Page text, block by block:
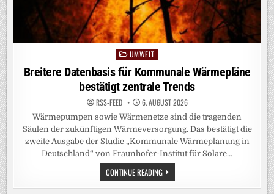
Posted
in
UMWELT
Breitere Datenbasis für Kommunale Wärmepläne
bestätigt zentrale Trends
RSS-FEED 6. AUGUST 2026
Wärmepumpen sowie Wärmenetze sind die tragenden
Säulen der zukünftigen Wärmeversorgung. Das bestätigt die
zweite Ausgabe der Studie „Kommunale Wärmeplanung in
Deutschland“ von Fraunhofer-Institut für Solare…
CONTINUE READINGBREITERE
DATENBASIS
FÜR